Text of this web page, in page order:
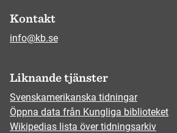
Kontakt
info@kb.se
Liknande tjänster
Svenskamerikanska tidningar
Öppna data från Kungliga biblioteket
Wikipedias lista över tidningsarkiv